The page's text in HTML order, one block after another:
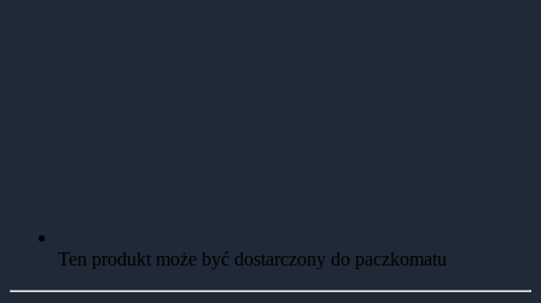
Ten produkt może być dostarczony do paczkomatu